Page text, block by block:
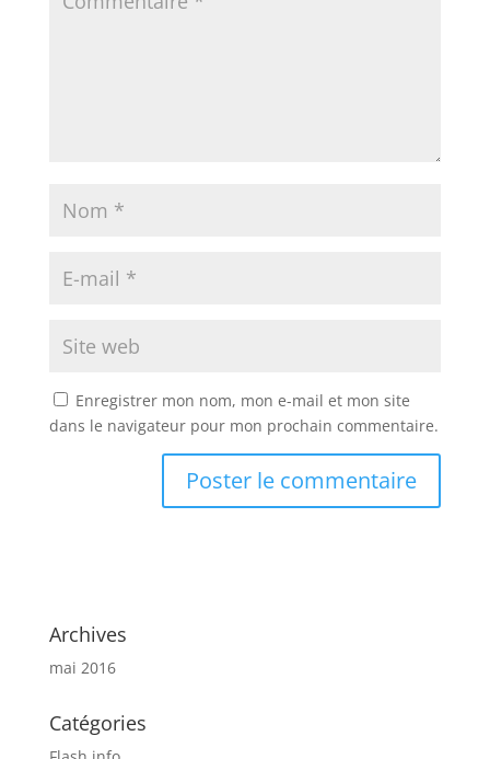
Enregistrer mon nom, mon e-mail et mon site
dans le navigateur pour mon prochain commentaire.
Archives
mai 2016
Catégories